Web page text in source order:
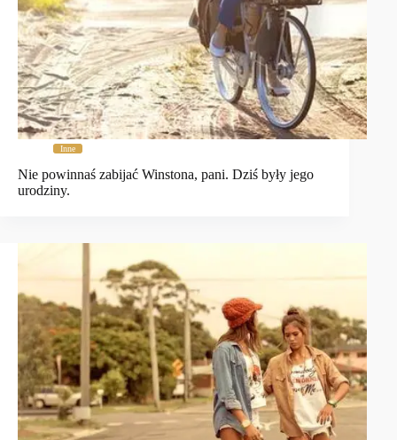
Inne
Nie powinnaś zabijać Winstona, pani. Dziś były jego
urodziny.